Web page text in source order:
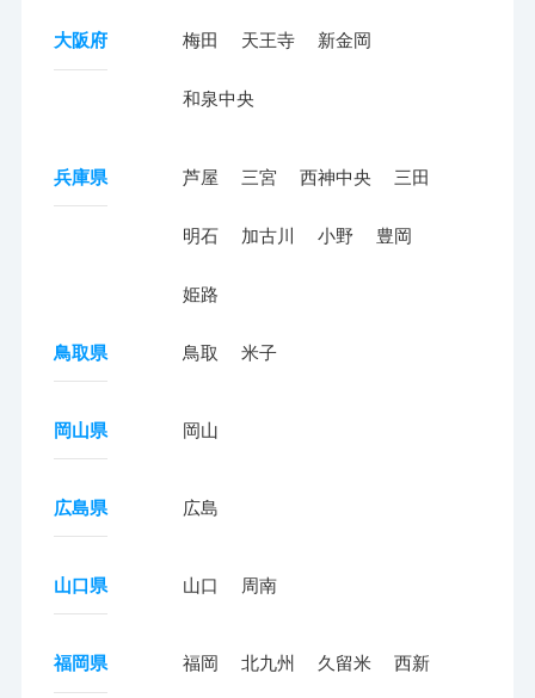
大阪府 梅田 天王寺 新金岡
和泉中央
兵庫県 芦屋 三宮 西神中央 三田
明石 加古川 小野 豊岡
姫路
鳥取県 鳥取 米子
岡山県 岡山
広島県 広島
山口県 山口 周南
福岡県 福岡 北九州 久留米 西新